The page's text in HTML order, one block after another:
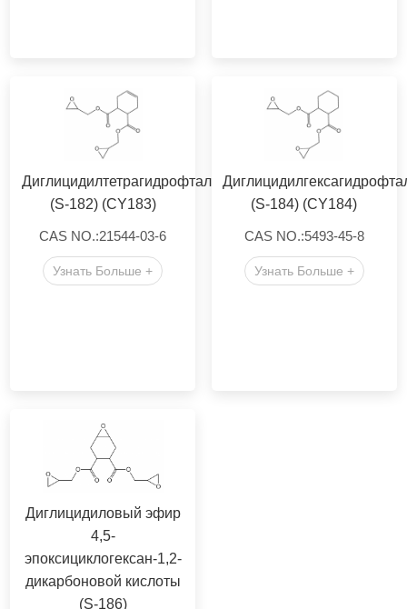
Диглицидилтетрагидрофталат
(S-182) (CY183)
CAS NO.:21544-03-6
Узнать Больше +
(S-184) (CY184)
CAS NO.:5493-45-8
Узнать Больше +
Диглицидиловый эфир
4,5-
эпоксициклогексан-1,2-
дикарбоновой кислоты
(S-186)